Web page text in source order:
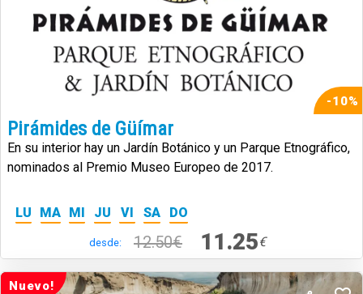
-10%
Pirámides de Güímar
En su interior hay un Jardín Botánico y un Parque Etnográfico,
nominados al Premio Museo Europeo de 2017.
LU MA MI JU VI SA DO
desde: 12.50€ 11.25€
Nuevo!